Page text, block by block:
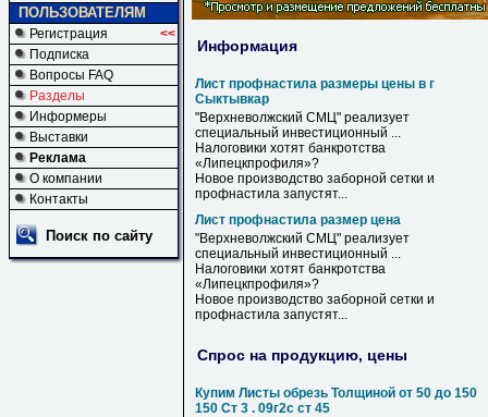
ПОЛЬЗОВАТЕЛЯМ
Регистрация
<<
Подписка
Вопросы FAQ
Разделы
Информеры
Выставки
Реклама
О компании
Контакты
Поиск по сайту
Информация
Лист профнастила размеры цены в г
Сыктывкар
"Верхневолжский СМЦ" реализует
специальный инвестиционный ...
Налоговики хотят банкротства
«Липецкпрофиля»?
Новое производство заборной сетки и
профнастила запустят...
Лист профнастила размер цена
"Верхневолжский СМЦ" реализует
специальный инвестиционный ...
Налоговики хотят банкротства
«Липецкпрофиля»?
Новое производство заборной сетки и
профнастила запустят...
Спрос на продукцию, цены
Купим Листы обрезь Толщиной от 50 до 150
150 Ст 3 . 09г2с ст 45